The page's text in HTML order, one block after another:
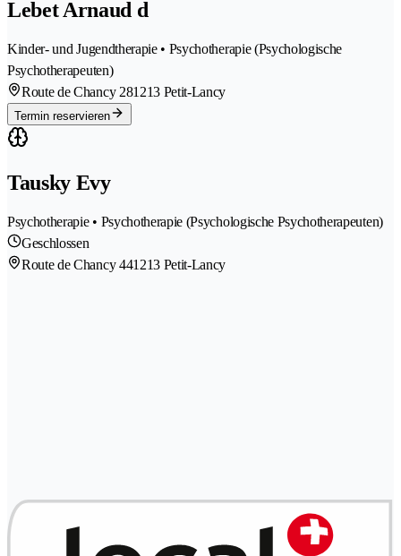
Lebet Arnaud d
Kinder- und Jugendtherapie • Psychotherapie (Psychologische
Psychotherapeuten)
Route de Chancy 281213 Petit-Lancy
Termin reservieren
Tausky Evy
Psychotherapie • Psychotherapie (Psychologische Psychotherapeuten)
Geschlossen
Route de Chancy 441213 Petit-Lancy